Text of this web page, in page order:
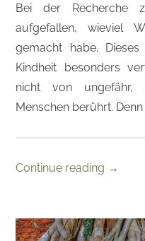
Bei der Recherche
aufgefallen, wieviel
gemacht habe.
Kindheit besonders
nicht von ungefähr,
Menschen berührt.
Continue reading →